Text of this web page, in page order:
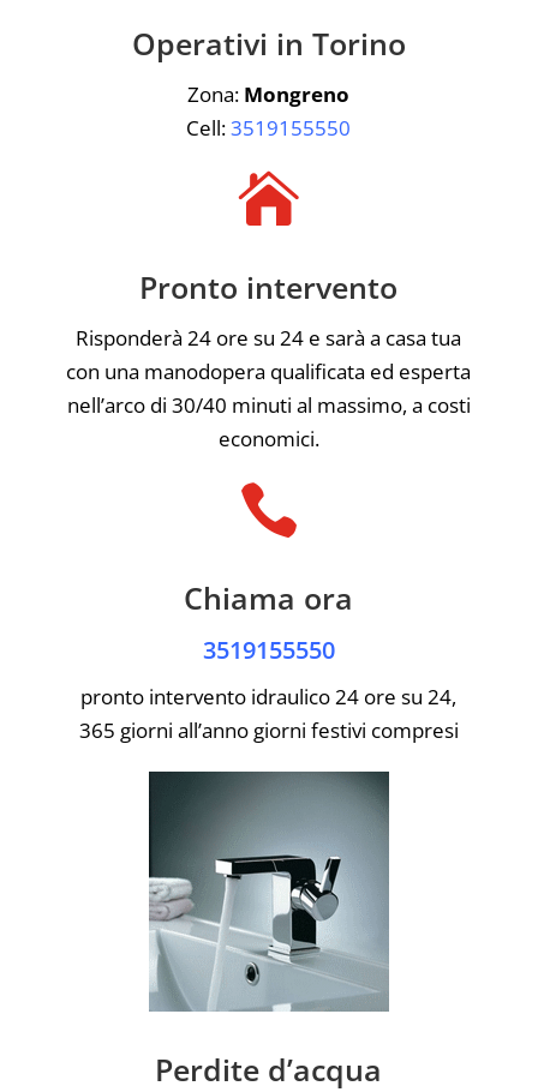
Operativi in Torino
Zona: Mongreno
Cell:3519155550

Pronto intervento
Risponderà 24 ore su 24 e sarà a casa tua
con una manodopera qualificata ed esperta
nell’arco di 30/40 minuti al massimo, a costi
economici.

Chiama ora
3519155550
pronto intervento idraulico 24 ore su 24,
365 giorni all’anno giorni festivi compresi
Perdite d’acqua